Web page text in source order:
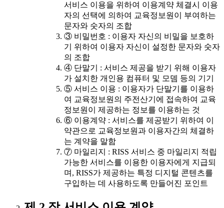
서비스 이용을 위하여 이용계약 체결시 이용
자의 선택에 의하여 교육정보원이 부여하는
문자와 숫자의 조합
③ 비밀번호 : 이용자 자신의 비밀을 보호하
기 위하여 이용자 자신이 설정한 문자와 숫자
의 조합
④ 단말기 : 서비스 제공을 받기 위해 이용자
가 설치한 개인용 컴퓨터 및 모뎀 등의 기기
⑤ 서비스 이용 : 이용자가 단말기를 이용하
여 교육정보원의 주전산기에 접속하여 교육
정보원이 제공하는 정보를 이용하는 것
⑥ 이용계약 : 서비스를 제공받기 위하여 이
약관으로 교육정보원과 이용자간의 체결하
는 계약을 말함
⑦ 마일리지 : RISS 서비스 중 마일리지 적립
가능한 서비스를 이용한 이용자에게 지급되
며, RISS가 제공하는 특정 디지털 콘텐츠를
구입하는 데 사용하도록 만들어진 포인트